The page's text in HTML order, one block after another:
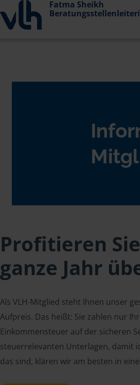
Fatma Sheikh
Profitieren
ganze Jahr
Als VLH-Mitglied steht Ihnen unser
Aufpreis. Das heißt: Sie zahlen nur
Einkommensteuer auf der sicheren
steuerrelevanten Unterlagen, damit
das sind, klären wir am besten in